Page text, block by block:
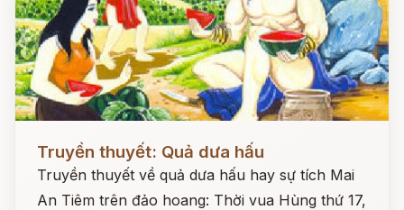
Đọc ngay
Truyền thuyết: Quả dưa hấu
Truyền thuyết về quả dưa hấu hay sự tích Mai
An Tiêm trên đảo hoang: Thời vua Hùng thứ 17,